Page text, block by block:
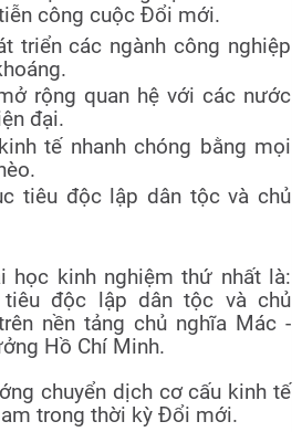
công cuộc Đổi mới.
triển các ngành công nghiệp
rộng quan hệ với các nước
đại.
tế nhanh chóng bằng mọi
tiêu độc lập dân tộc và chủ
học kinh nghiệm thứ nhất là:
độc lập dân tộc và chủ
nền tảng chủ nghĩa Mác -
Hồ Chí Minh.
chuyển dịch cơ cấu kinh tế
trong thời kỳ Đổi mới.